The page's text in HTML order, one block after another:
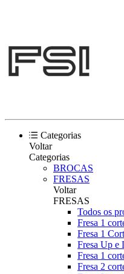
Categorias
Voltar
Categorias
BROCAS
FRESAS
Voltar
FRESAS
Todos os
Fresa 1
Fresa 1
Fresa Up e
Fresa 1
Fresa 2